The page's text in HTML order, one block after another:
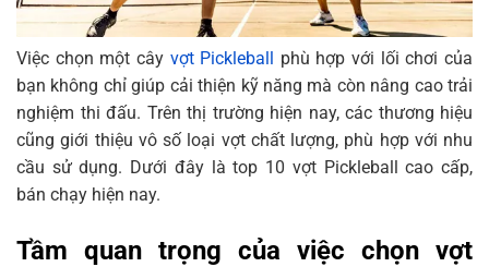
Vợt Pickleball Franklin Sports Lunar Paddle Color
Graphic 1
Vợt Pickleball Franklin Sports Lunar Paddle Color
Graphic 2
Vợt Pickleball Gearbox GX5 Blue Power Paddle
Vợt Pickleball Selkirk Sport SLK Halo Max Gen 1
16mm Paddle
Vợt Pickleball Gearbox CX11E Power Green
Việc chọn một cây vợt Pickleball phù hợp với lối chơi của
bạn không chỉ giúp cải thiện kỹ năng mà còn nâng cao trải
nghiệm thi đấu. Trên thị trường hiện nay, các thương hiệu
cũng giới thiệu vô số loại vợt chất lượng, phù hợp với nhu
cầu sử dụng. Dưới đây là top 10 vợt Pickleball cao cấp,
bán chạy hiện nay.
Tầm quan trọng của việc chọn vợt